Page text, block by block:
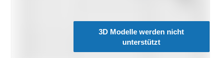
3D Modelle werden nicht
unterstützt